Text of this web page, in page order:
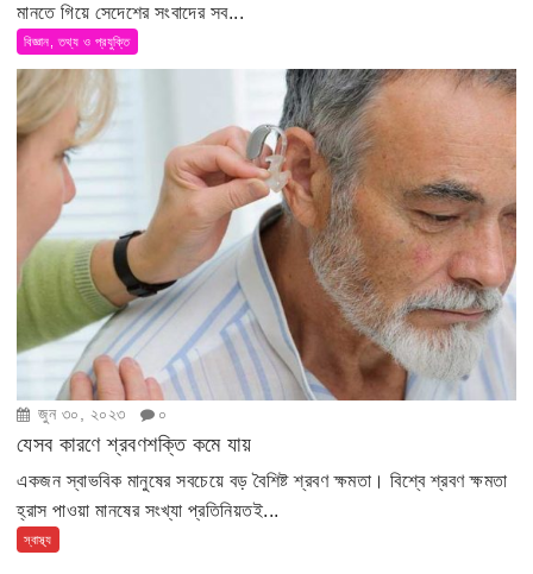
মানতে গিয়ে সেদেশের সংবাদের সব...
বিজ্ঞান, তথ্য ও প্রযুক্তি
জুন ৩০, ২০২৩ ০
যেসব কারণে শ্রবণশক্তি কমে যায়
একজন স্বাভবিক মানুষের সবচেয়ে বড় বৈশিষ্ট শ্রবণ ক্ষমতা। বিশ্বে শ্রবণ ক্ষমতা
হ্রাস পাওয়া মানষের সংখ্যা প্রতিনিয়তই...
স্বাস্থ্য